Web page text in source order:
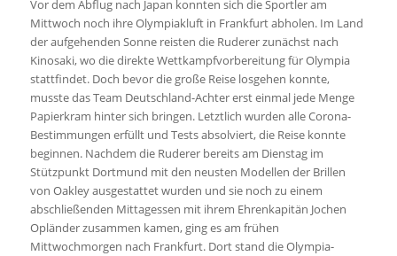
Vor dem Abflug nach Japan konnten sich die Sportler am
Mittwoch noch ihre Olympiakluft in Frankfurt abholen. Im Land
der aufgehenden Sonne reisten die Ruderer zunächst nach
Kinosaki, wo die direkte Wettkampfvorbereitung für Olympia
stattfindet. Doch bevor die große Reise losgehen konnte,
musste das Team Deutschland-Achter erst einmal jede Menge
Papierkram hinter sich bringen. Letztlich wurden alle Corona-
Bestimmungen erfüllt und Tests absolviert, die Reise konnte
beginnen. Nachdem die Ruderer bereits am Dienstag im
Stützpunkt Dortmund mit den neusten Modellen der Brillen
von Oakley ausgestattet wurden und sie noch zu einem
abschließenden Mittagessen mit ihrem Ehrenkapitän Jochen
Opländer zusammen kamen, ging es am frühen
Mittwochmorgen nach Frankfurt. Dort stand die Olympia-